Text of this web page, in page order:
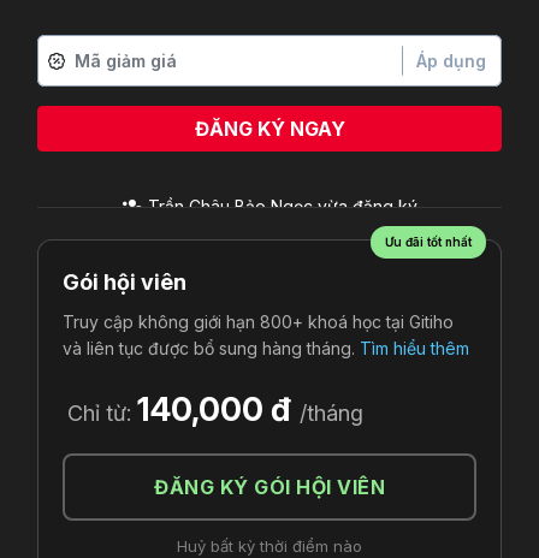
Áp dụng
ĐĂNG KÝ NGAY
Ưu đãi tốt nhất
Gói hội viên
Truy cập không giới hạn 800+ khoá học tại Gitiho
và liên tục được bổ sung hàng tháng. Tìm hiểu thêm
Chỉ từ: 140,000 đ /tháng
ĐĂNG KÝ GÓI HỘI VIÊN
Huỷ bất kỳ thời điểm nào